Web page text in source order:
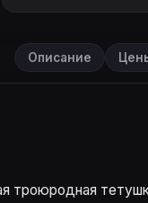
Описание
троюродная